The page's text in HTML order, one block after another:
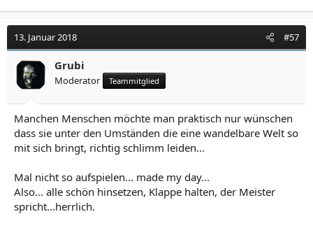
13. Januar 2018 #57
Grubi
Moderator Teammitglied
Manchen Menschen möchte man praktisch nur wünschen
dass sie unter den Umständen die eine wandelbare Welt so
mit sich bringt, richtig schlimm leiden...
Mal nicht so aufspielen... made my day...
Also... alle schön hinsetzen, Klappe halten, der Meister
spricht...herrlich.